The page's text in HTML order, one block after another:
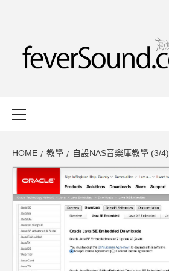
HOME 教學 自設NAS音樂庫教學 (3/4)